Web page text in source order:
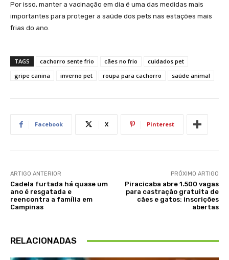
Por isso, manter a vacinação em dia é uma das medidas mais
importantes para proteger a saúde dos pets nas estações mais
frias do ano.
TAGS cachorro sente frio cães no frio
cuidados pet
gripe canina
inverno pet roupa para cachorro saúde animal
Facebook X Pinterest
ARTIGO ANTERIOR
Cadela furtada há quase um
ano é resgatada e
reencontra a família em
Campinas
PRÓXIMO ARTIGO
Piracicaba abre 1.500 vagas
para castração gratuita de
cães e gatos: inscrições
abertas
RELACIONADAS